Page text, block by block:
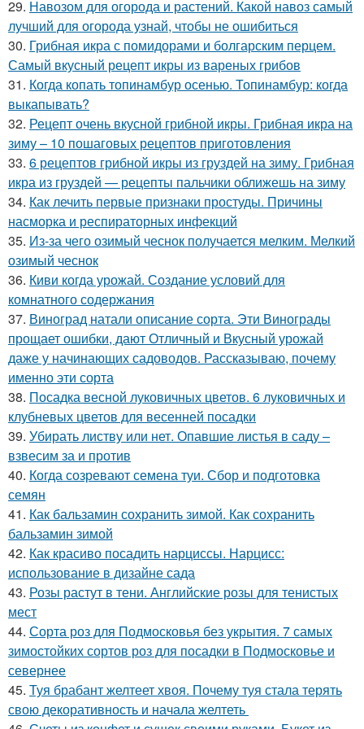
29. Навозом для огорода и растений. Какой навоз самый
лучший для огорода узнай, чтобы не ошибиться
30. Грибная икра с помидорами и болгарским перцем.
Самый вкусный рецепт икры из вареных грибов
31. Когда копать топинамбур осенью. Топинамбур: когда
выкапывать?
32. Рецепт очень вкусной грибной икры. Грибная икра на
зиму – 10 пошаговых рецептов приготовления
33. 6 рецептов грибной икры из груздей на зиму. Грибная
икра из груздей — рецепты пальчики оближешь на зиму
34. Как лечить первые признаки простуды. Причины
насморка и респираторных инфекций
35. Из-за чего озимый чеснок получается мелким. Мелкий
озимый чеснок
36. Киви когда урожай. Создание условий для
комнатного содержания
37. Виноград натали описание сорта. Эти Винограды
прощает ошибки, дают Отличный и Вкусный урожай
даже у начинающих садоводов. Рассказываю, почему
именно эти сорта
38. Посадка весной луковичных цветов. 6 луковичных и
клубневых цветов для весенней посадки
39. Убирать листву или нет. Опавшие листья в саду –
взвесим за и против
40. Когда созревают семена туи. Сбор и подготовка
семян
41. Как бальзамин сохранить зимой. Как сохранить
бальзамин зимой
42. Как красиво посадить нарциссы. Нарцисс:
использование в дизайне сада
43. Розы растут в тени. Английские розы для тенистых
мест
44. Сорта роз для Подмосковья без укрытия. 7 самых
зимостойких сортов роз для посадки в Подмосковье и
севернее
45. Туя брабант желтеет хвоя. Почему туя стала терять
свою декоративность и начала желтеть